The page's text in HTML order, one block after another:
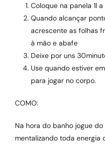
Coloque na panela 1l
Quando alcançar
acrescente as folhas
à mão e abafe
Deixe por uns
Use quando estiver
para jogar no corpo.
COMO:
Na hora do banho jogue
mentalizando toda energia